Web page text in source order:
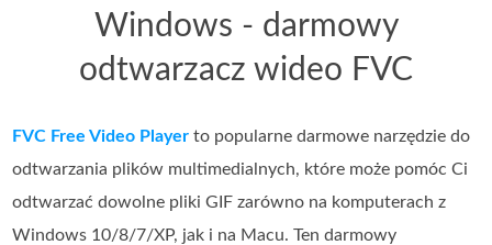
Windows - darmowy
odtwarzacz wideo FVC
FVC Free Video Player to popularne darmowe narzędzie do
odtwarzania plików multimedialnych, które może pomóc Ci
odtwarzać dowolne pliki GIF zarówno na komputerach z
Windows 10/8/7/XP, jak i na Macu. Ten darmowy